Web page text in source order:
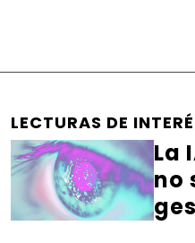
LECTURAS DE
La
no